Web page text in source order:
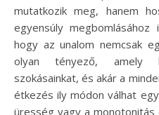
mutatkozik meg, hanem
egyensúly
hogy az unalom nemcsak
olyan tényező, amely
szokásainkat, és akár a
étkezés ily módon válhat
üresség vagy a monotonitás